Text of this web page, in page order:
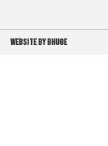
WEBSITE BY BHUGE